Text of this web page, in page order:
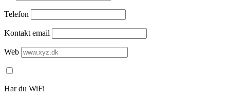
Telefon
Kontakt email
Web
Har du WiFi